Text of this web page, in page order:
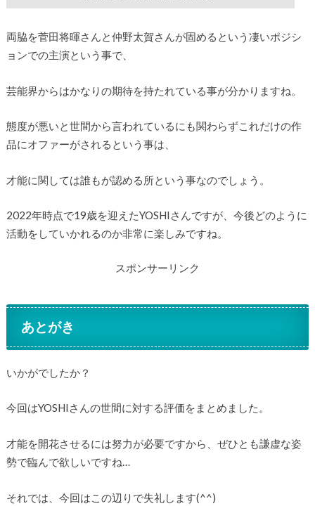
両脇を菅田将暉さんと仲野太賀さんが固めるという凄いポジシ
ョンでの主演という事で、
芸能界からはかなりの期待を持たれている事が分かりますね。
態度が悪いと世間から言われているにも関わらずこれだけの作
品にオファーがされるという事は、
才能に関しては誰もが認める所という事なのでしょう。
2022年時点で19歳を迎えたYOSHIさんですが、今後どのように
活動をしていかれるのか非常に楽しみですね。
スポンサーリンク
あとがき
いかがでしたか？
今回はYOSHIさんの世間に対する評価をまとめました。
才能を開花させるには努力が必要ですから、ぜひとも謙虚な姿
勢で臨んで欲しいですね…
それでは、今回はこの辺りで失礼します(^^)